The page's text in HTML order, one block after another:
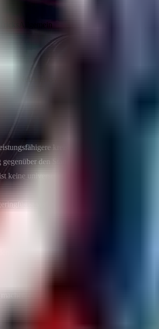
Allgemein
Netzwerksystem, um eine
kreisförmige Version zu
den Standardeinstellungen
keine universelle Lösung, aber es
verbessern, da weniger Entitäten an
unter
oder per Manueller Einstellung!